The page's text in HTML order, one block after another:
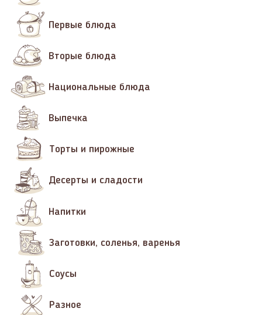
Первые блюда
Вторые блюда
Национальные блюда
Выпечка
Торты и пирожные
Десерты и сладости
Напитки
Заготовки, соленья, варенья
Соусы
Разное